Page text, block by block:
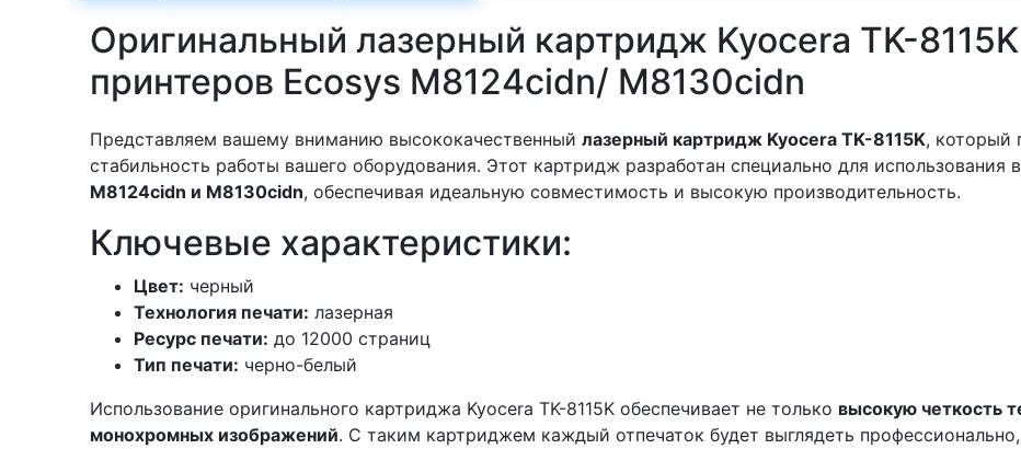
Оригинальный лазерный картридж Kyocera TK-
принтеров Ecosys M8124cidn/ M8130cidn
Представляем вашему вниманию высококачественный лазерный картридж Kyocera TK-8115K, который
стабильность работы вашего оборудования. Этот картридж разработан специально для использования
M8124cidn и M8130cidn, обеспечивая идеальную совместимость и высокую производительность.
Ключевые характеристики:
Цвет: черный
Технология печати: лазерная
Ресурс печати: до 12000 страниц
Тип печати: черно-белый
Использование оригинального картриджа Kyocera TK-8115K обеспечивает не только высокую четкость
монохромных изображений. С таким картриджем каждый отпечаток будет выглядеть